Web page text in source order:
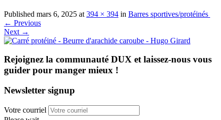
Published mars 6, 2025 at 394 × 394 in Barres sportives/protéinés
← Previous
Next →
Rejoignez la communauté DUX et laissez-nous vous
guider pour manger mieux !
Newsletter signup
Votre courriel